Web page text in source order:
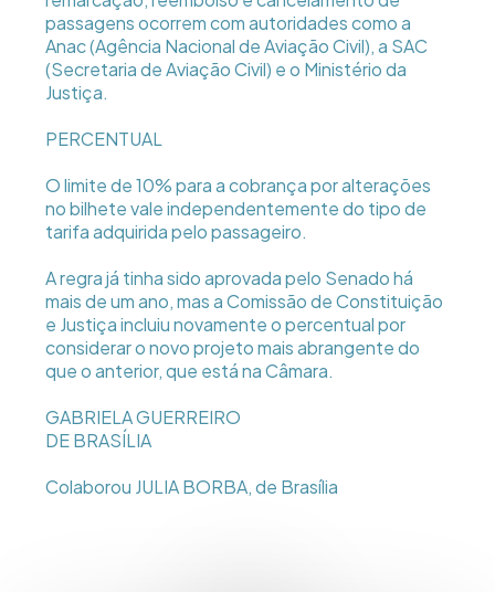
passagens ocorrem com autoridades como a
Anac (Agência Nacional de Aviação Civil), a SAC
(Secretaria de Aviação Civil) e o Ministério da
Justiça.
PERCENTUAL
O limite de 10% para a cobrança por alterações
no bilhete vale independentemente do tipo de
tarifa adquirida pelo passageiro.
A regra já tinha sido aprovada pelo Senado há
mais de um ano, mas a Comissão de Constituição
e Justiça incluiu novamente o percentual por
considerar o novo projeto mais abrangente do
que o anterior, que está na Câmara.
GABRIELA GUERREIRO
DE BRASÍLIA
Colaborou JULIA BORBA, de Brasília